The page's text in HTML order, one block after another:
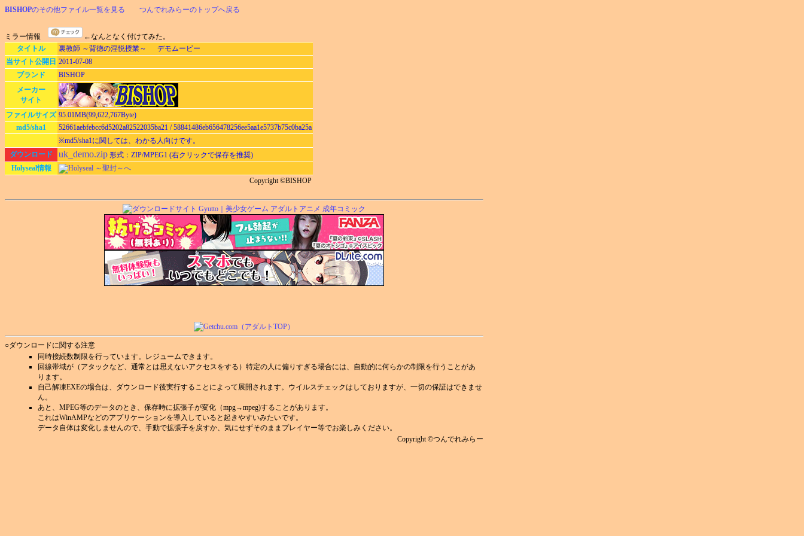
BISHOPのその他ファイル一覧を見る つんでれみらーのトップへ戻る
ミラー情報
←なんとなく付けてみた。
タイトル
裏教師 ～背徳の淫悦授業～ デモムービー
当サイト公開日 2011-07-08
ブランド
BISHOP
メーカー
サイト
ファイルサイズ 95.01MB(99,622,767Byte)
md5/sha1
52661aebfebcc6d5202a82522035ba21 / 58841486eb656478256ee5aa1e5737b75c0ba25a
※md5/sha1に関しては、わかる人向けです。
ダウンロード
uk_demo.zip 形式：ZIP/MPEG1 (右クリックで保存を推奨)
Holyseal情報
Holyseal ～聖封～へ
Copyright ©BISHOP
○ダウンロードに関する注意
同時接続数制限を行っています。レジュームできます。
回線帯域が（アタックなど、通常とは思えないアクセスをする）特定の人に偏りすぎる場合には、自動的に何らかの制限を行うことがあ
ります。
自己解凍EXEの場合は、ダウンロード後実行することによって展開されます。ウイルスチェックはしておりますが、一切の保証はできませ
ん。
あと、MPEG等のデータのとき、保存時に拡張子が変化（mpg→mpeg)することがあります。
これはWinAMPなどのアプリケーションを導入していると起きやすいみたいです。
データ自体は変化しませんので、手動で拡張子を戻すか、気にせずそのままプレイヤー等でお楽しみください。
Copyright ©つんでれみらー